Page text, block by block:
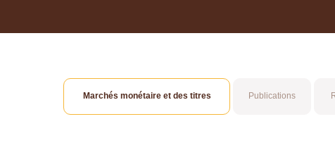
Marchés monétaire et des titres Publications